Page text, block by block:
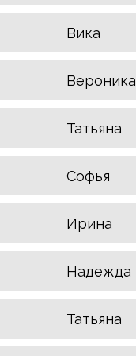
Вика
Вероника
Татьяна
Софья
Ирина
Надежда
Татьяна